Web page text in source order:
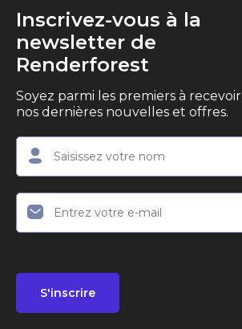
Inscrivez-vous à la
newsletter de
Renderforest
Soyez parmi les premiers à recevoir
nos dernières nouvelles et offres.
S'inscrire